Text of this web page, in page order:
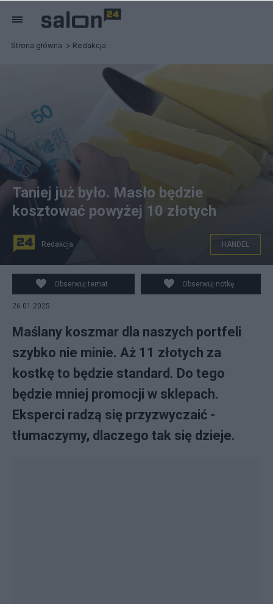
Strona główna Redakcja
Taniej już było. Masło będzie
kosztować powyżej 10 złotych
Redakcja HANDEL
Obserwuj temat Obserwuj notkę
26.01.2025
Maślany koszmar dla naszych portfeli
szybko nie minie. Aż 11 złotych za
kostkę to będzie standard. Do tego
będzie mniej promocji w sklepach.
Eksperci radzą się przyzwyczaić -
tłumaczymy, dlaczego tak się dzieje.